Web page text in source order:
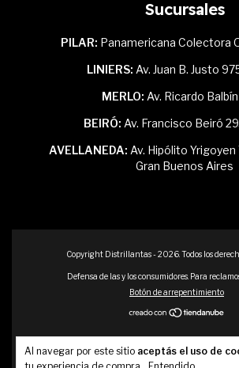
Al navegar por este sitio aceptás el uso de
Sucursales
PILAR: Panamericana Colectora
LINIERS: Av. Juan B. Justo
MERLO: Av. Ricardo
BEIRÓ: Av. Francisco Beiró
AVELLANEDA: Av. Hipólito
Gran Buenos Aires
Copyright Distrillantas - 2026. Todos los
Defensa de las y los consumidores. Para
Botón de arrepentimiento